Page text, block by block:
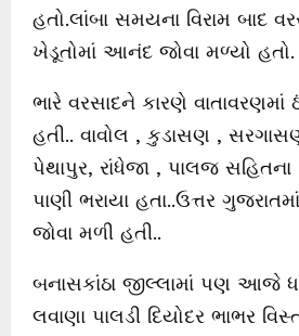
હતો.લાંબા સમયના વિરામ બાદ
ખેડૂતોમાં આનંદ જોવા મળ્યો હતો.
ભારે વરસાદને કારણે
હતી.. વાવોલ , કુડાસણ ,
પેથાપુર, રાંધેજા , પાલજ સહિતના
પાણી ભરાયા હતા..ઉત્તર
જોવા મળી હતી..
બનાસકાંઠા જીલ્લામાં પણ આજે
લવાણા પાલડી દિયોદર ભાભર